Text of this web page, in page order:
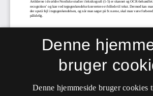
Denne
bruger
Denne hjemmeside bruger cookies